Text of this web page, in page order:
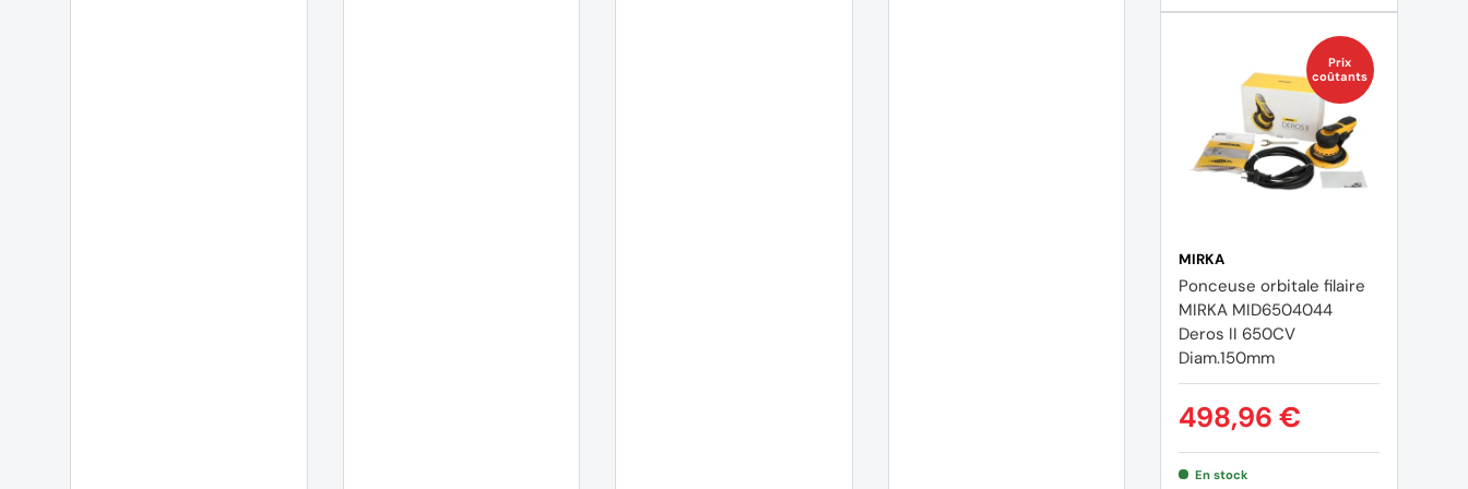
Prix
coûtants
MIRKA
Ponceuse orbitale filaire
MIRKA MID6504044
Deros II 650CV
Diam.150mm
498,96 €
En stock